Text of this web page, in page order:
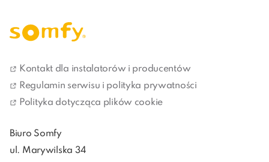
Kontakt dla instalatorów i producentów
Regulamin serwisu i polityka prywatności
Polityka dotycząca plików cookie
Biuro Somfy
ul. Marywilska 34